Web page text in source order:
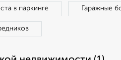
в паркинге Гаражные